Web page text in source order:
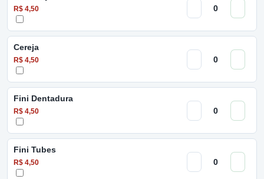
R$ 4,50
Cereja
R$ 4,50
Fini Dentadura
R$ 4,50
Fini Tubes
R$ 4,50